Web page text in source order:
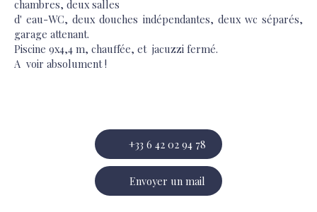
chambres, deux salles
d' eau-WC, deux douches indépendantes, deux wc séparés,
garage attenant.
Piscine 9x4,4 m, chauffée, et jacuzzi fermé.
A voir absolument !
+33 6 42 02 94 78
Envoyer un mail